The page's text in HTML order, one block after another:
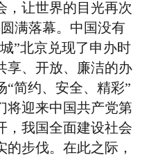
，让世界的目光再次
满落幕。中国没有
”北京兑现了申办时
享、开放、廉洁的办
“简约、安全、精彩”
将迎来中国共产党第
，我国全面建设社会
步伐。在此之际，